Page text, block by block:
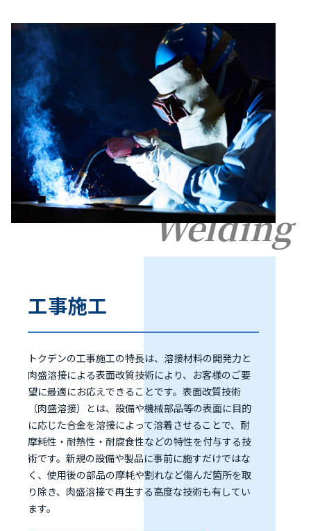
Welding
工事施工
トクデンの工事施工の特長は、溶接材料の開発力と
肉盛溶接による表面改質技術により、お客様のご要
望に最適にお応えできることです。表面改質技術
（肉盛溶接）とは、設備や機械部品等の表面に目的
に応じた合金を溶接によって溶着させることで、耐
摩耗性・耐熱性・耐腐食性などの特性を付与する技
術です。新規の設備や製品に事前に施すだけではな
く、使用後の部品の摩耗や割れなど傷んだ箇所を取
り除き、肉盛溶接で再生する高度な技術も有してい
ます。